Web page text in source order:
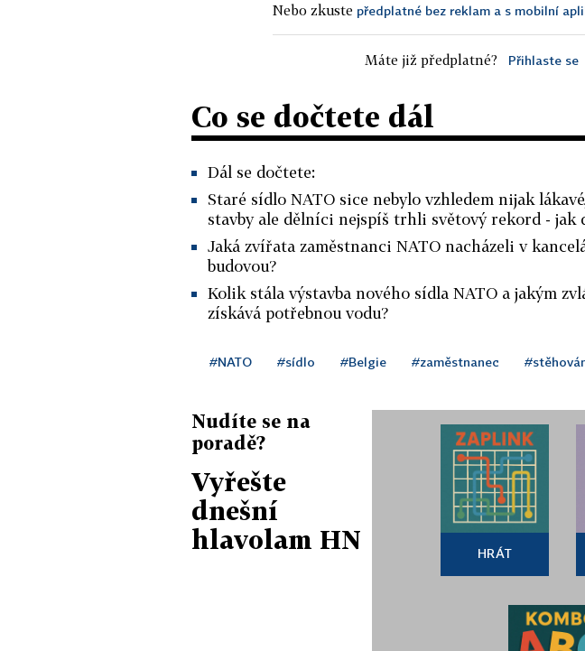
Nebo zkuste předplatné bez reklam a s mobilní
Máte již předplatné? Přihlaste se
Co se dočtete dál
Dál se dočtete:
Staré sídlo NATO sice nebylo vzhledem nijak
stavby ale dělníci nejspíš trhli světový rekord - jak
Jaká zvířata zaměstnanci NATO nacházeli v
budovou?
Kolik stála výstavba nového sídla NATO a jakým
získává potřebnou vodu?
#NATO #sídlo #Belgie #zaměstnanec
Nudíte se na
poradě?
Vyřešte
dnešní
hlavolam HN
HRÁT